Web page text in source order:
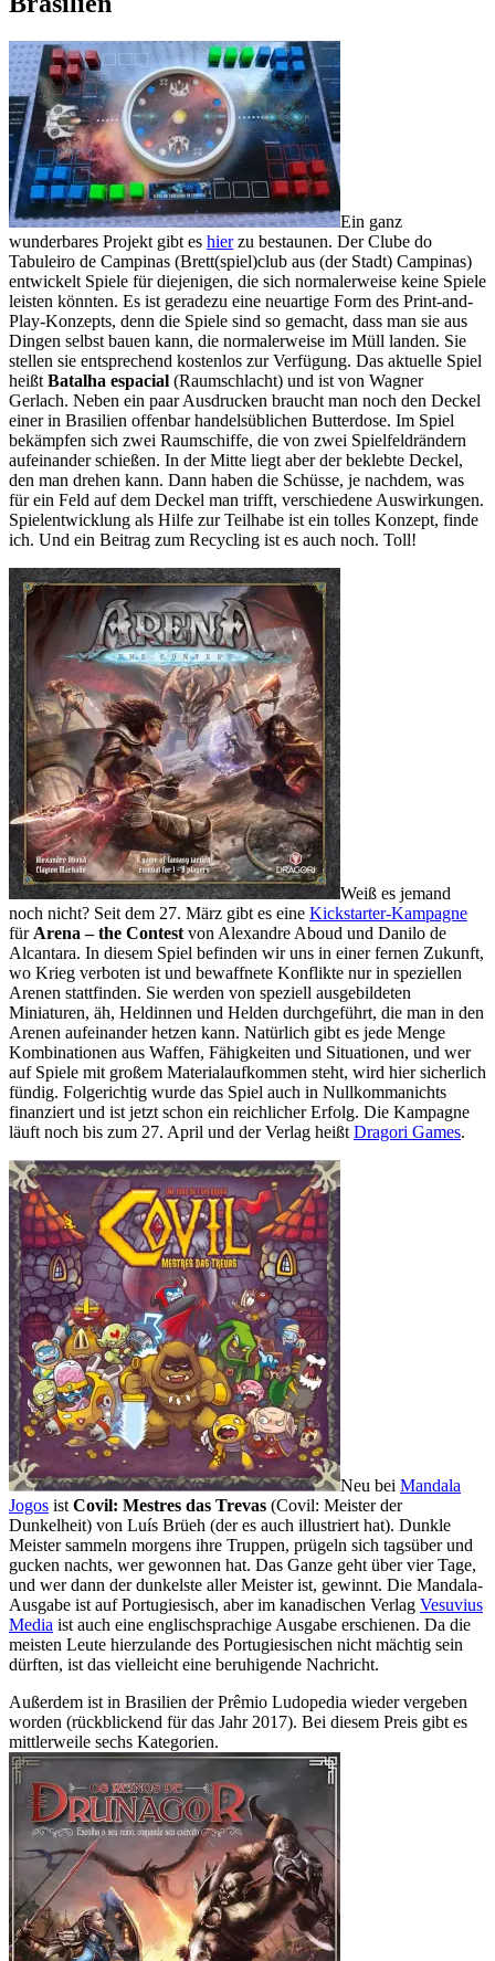
Ein ganz
wunderbares Projekt gibt es hierzu bestaunen. Der Clube do
Tabuleiro de Campinas (Brett(spiel)club aus (der Stadt) Campinas)
entwickelt Spiele für diejenigen, die sich normalerweise keine Spiele
leisten könnten. Es ist geradezu eine neuartige Form des Print-and-
Play-Konzepts, denn die Spiele sind so gemacht, dass man sie aus
Dingen selbst bauen kann, die normalerweise im Müll landen. Sie
stellen sie entsprechend kostenlos zur Verfügung. Das aktuelle Spiel
heißt Batalha espacial (Raumschlacht) und ist von Wagner
Gerlach. Neben ein paar Ausdrucken braucht man noch den Deckel
einer in Brasilien offenbar handelsüblichen Butterdose. Im Spiel
bekämpfen sich zwei Raumschiffe, die von zwei Spielfeldrändern
aufeinander schießen. In der Mitte liegt aber der beklebte Deckel,
den man drehen kann. Dann haben die Schüsse, je nachdem, was
für ein Feld auf dem Deckel man trifft, verschiedene Auswirkungen.
Spielentwicklung als Hilfe zur Teilhabe ist ein tolles Konzept, finde
ich. Und ein Beitrag zum Recycling ist es auch noch. Toll!
Weiß es jemand
noch nicht? Seit dem 27. März gibt es eine Kickstarter-Kampagne
für Arena – the Contest von Alexandre Aboud und Danilo de
Alcantara. In diesem Spiel befinden wir uns in einer fernen Zukunft,
wo Krieg verboten ist und bewaffnete Konflikte nur in speziellen
Arenen stattfinden. Sie werden von speziell ausgebildeten
Miniaturen, äh, Heldinnen und Helden durchgeführt, die man in den
Arenen aufeinander hetzen kann. Natürlich gibt es jede Menge
Kombinationen aus Waffen, Fähigkeiten und Situationen, und wer
auf Spiele mit großem Materialaufkommen steht, wird hier sicherlich
fündig. Folgerichtig wurde das Spiel auch in Nullkommanichts
finanziert und ist jetzt schon ein reichlicher Erfolg. Die Kampagne
läuft noch bis zum 27. April und der Verlag heißt Dragori Games.
Neu bei Mandala
Jogos ist Covil: Mestres das Trevas (Covil: Meister der
Dunkelheit) von Luís Brüeh (der es auch illustriert hat). Dunkle
Meister sammeln morgens ihre Truppen, prügeln sich tagsüber und
gucken nachts, wer gewonnen hat. Das Ganze geht über vier Tage,
und wer dann der dunkelste aller Meister ist, gewinnt. Die Mandala-
Ausgabe ist auf Portugiesisch, aber im kanadischen Verlag Vesuvius
Media ist auch eine englischsprachige Ausgabe erschienen. Da die
meisten Leute hierzulande des Portugiesischen nicht mächtig sein
dürften, ist das vielleicht eine beruhigende Nachricht.
Außerdem ist in Brasilien der Prêmio Ludopedia wieder vergeben
worden (rückblickend für das Jahr 2017). Bei diesem Preis gibt es
mittlerweile sechs Kategorien.